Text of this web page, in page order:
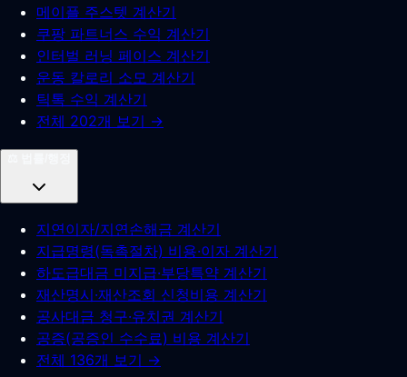
메이플 주스텟 계산기
쿠팡 파트너스 수익 계산기
인터벌 러닝 페이스 계산기
운동 칼로리 소모 계산기
틱톡 수익 계산기
전체 202개 보기 →
지연이자/지연손해금 계산기
지급명령(독촉절차) 비용·이자 계산기
하도급대금 미지급·부당특약 계산기
재산명시·재산조회 신청비용 계산기
공사대금 청구·유치권 계산기
공증(공증인 수수료) 비용 계산기
전체 136개 보기 →